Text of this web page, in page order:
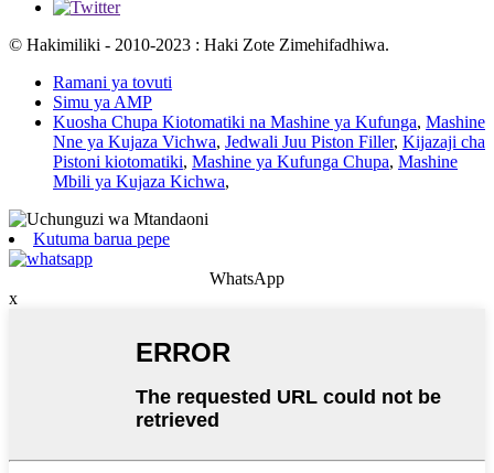
© Hakimiliki - 2010-2023 : Haki Zote Zimehifadhiwa.
Ramani ya tovuti
Simu ya AMP
Kuosha Chupa Kiotomatiki na Mashine ya Kufunga, Mashine
Nne ya Kujaza Vichwa, Jedwali Juu Piston Filler, Kijazaji cha
Pistoni kiotomatiki, Mashine ya Kufunga Chupa, Mashine
Mbili ya Kujaza Kichwa,
Kutuma barua pepe
WhatsApp
x